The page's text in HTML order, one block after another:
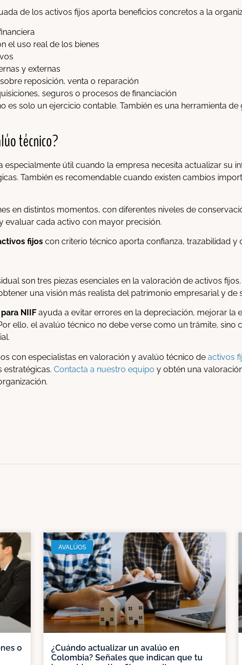
de los activos fijos aporta beneficios concretos a la
el uso real de los bienes
y externas
reposición, venta o reparación
seguros o procesos de financiación
es solo un ejercicio contable. También es una herramienta
técnico?
útil cuando la empresa necesita actualizar su
También es recomendable cuando existen cambios
en distintos momentos, con diferentes niveles de
evaluar cada activo con mayor precisión.
fijos con criterio técnico aporta confianza, trazabilidad y
son tres piezas esenciales en la valoración de activos
una visión más realista del patrimonio empresarial y de
NIIF ayuda a evitar errores en la depreciación, mejorar la
ello, el avalúo técnico no debe verse como un trámite, sino
con especialistas en valoración y avalúo técnico de activos
estratégicas. Contacta a nuestro equipo y obtén una
o
AVALÚOS
¿Cuándo actualizar un avalúo en
Colombia? Señales que indican que tu